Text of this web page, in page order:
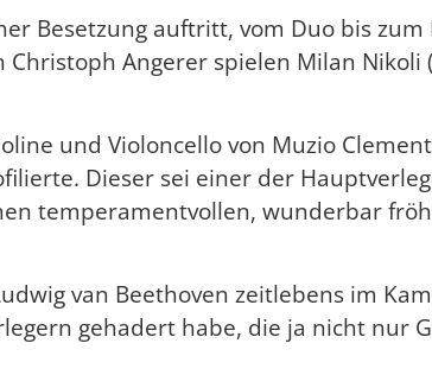
Besetzung auftritt, vom Duo bis
Angerer spielen Milan Nikoli
und Violoncello von Muzio
Dieser sei einer der
temperamentvollen, wunderbar
van Beethoven zeitlebens im
gehadert habe, die ja nicht nur